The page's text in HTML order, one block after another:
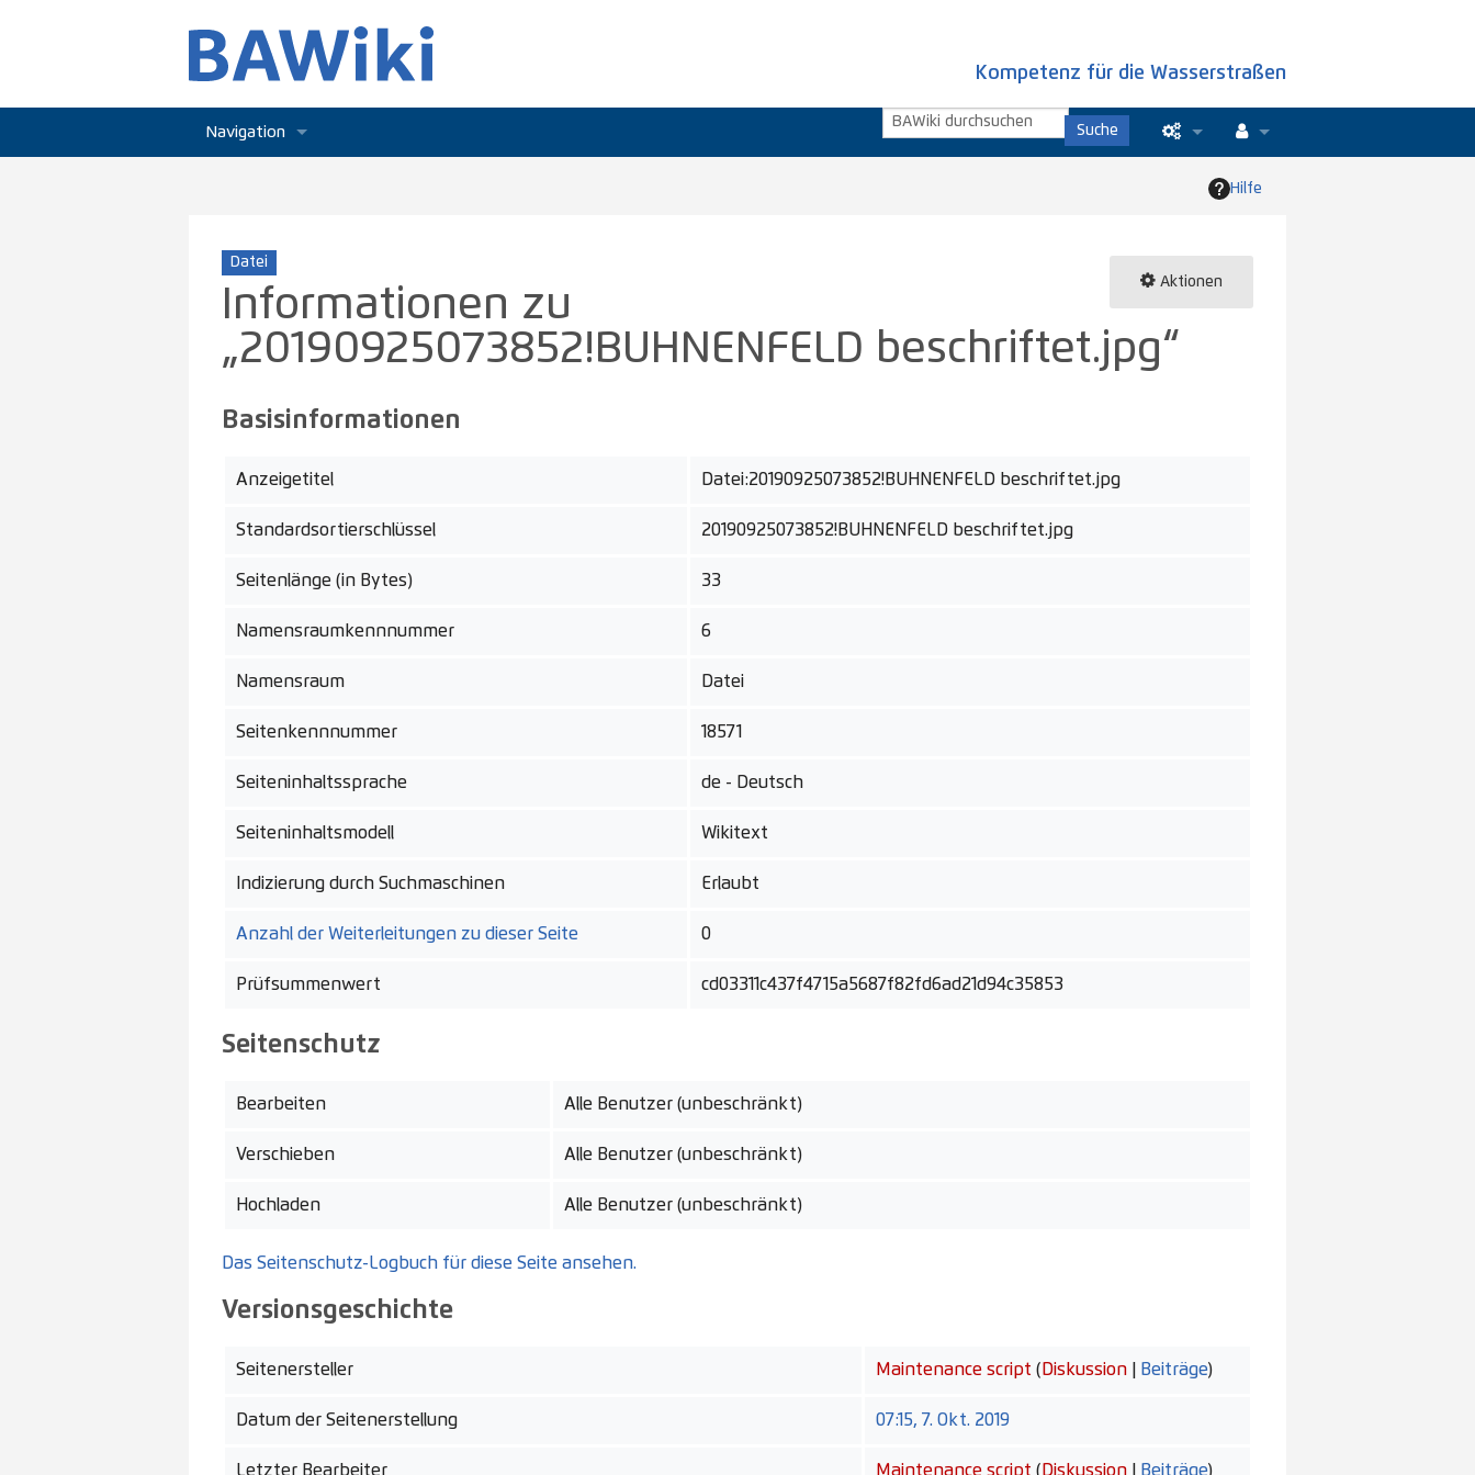
Kompetenz für die Wasserstraßen
Navigation
Letzte Änderungen
Zufällige Seite
Suche
Links auf diese Seite
Spezialseiten
Anmelden
Hilfe
Aktionen
Datei
Informationen zu
„20190925073852!BUHNENFELD beschriftet.jpg“
Basisinformationen
Anzeigetitel Datei:20190925073852!BUHNENFELD beschriftet.jpg
Standardsortierschlüssel 20190925073852!BUHNENFELD beschriftet.jpg
Seitenlänge (in Bytes) 33
Namensraumkennnummer 6
Namensraum Datei
Seitenkennnummer 18571
Seiteninhaltssprache de - Deutsch
Seiteninhaltsmodell Wikitext
Indizierung durch Suchmaschinen Erlaubt
Anzahl der Weiterleitungen zu dieser Seite 0
Prüfsummenwert cd03311c437f4715a5687f82fd6ad21d94c35853
Seitenschutz
Bearbeiten Alle Benutzer (unbeschränkt)
Verschieben Alle Benutzer (unbeschränkt)
Hochladen Alle Benutzer (unbeschränkt)
Das Seitenschutz-Logbuch für diese Seite ansehen.
Versionsgeschichte
Seitenersteller Maintenance script ( Diskussion| Beiträge)
Datum der Seitenerstellung 07:15, 7. Okt. 2019
Letzter Bearbeiter Maintenance script ( Diskussion| Beiträge)